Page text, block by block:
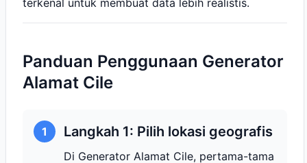
terkenal untuk membuat data lebih realistis.
Panduan Penggunaan Generator
Alamat Cile
1 Langkah 1: Pilih lokasi geografis
Di Generator Alamat Cile, pertama-tama